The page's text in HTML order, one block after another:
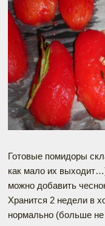
Готовые помидоры
как мало их
можно добавить
Хранится 2 недели в
нормально (больше не